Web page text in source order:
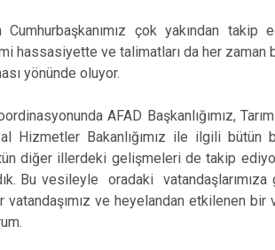
Cumhurbaşkanımız çok yakından
hassasiyette ve talimatları da her zaman
yönünde oluyor.
AFAD Başkanlığımız,
Hizmetler Bakanlığımız ile ilgili bütün
diğer illerdeki gelişmeleri de takip
Bu vesileyle oradaki
ve heyelandan etkilenen bir